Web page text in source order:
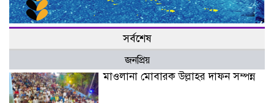
সর্বশেষ
জনপ্রিয়
মাওলানা মোবারক উল্লাহর দাফন সম্পন্ন